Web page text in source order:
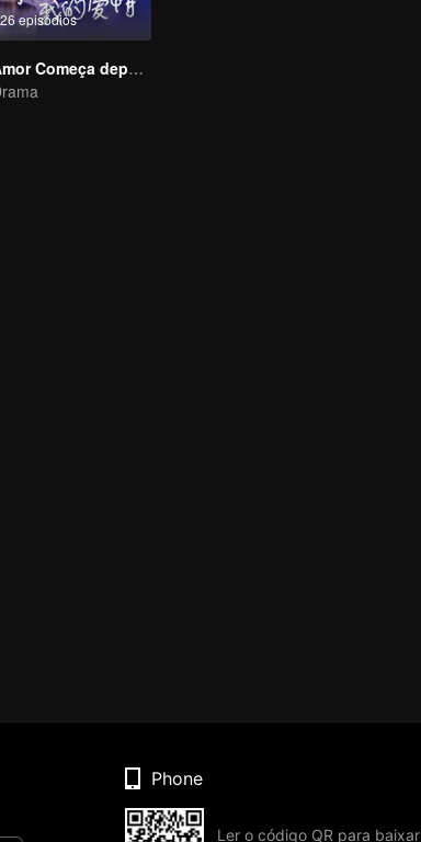
26 episódios
Amor Começa depois do Divórcio
Phone
Ler o código QR para baixar